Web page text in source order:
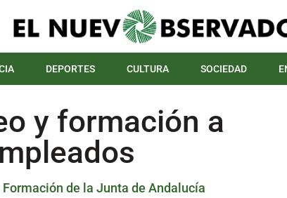
DEPORTES CULTURA SOCIEDAD
y formación a
de la Junta de Andalucía